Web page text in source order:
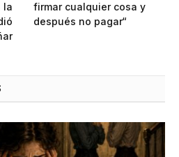
la
firmar cualquier cosa y
después no pagar“